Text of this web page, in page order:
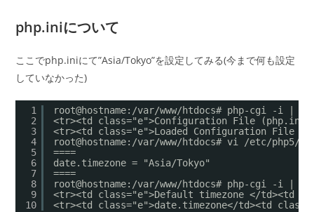
php.iniについて
ここでphp.iniにて”Asia/Tokyo”を設定してみる(今まで何も設定
していなかった)
1
2
3
4
5
6
7
8
9
10
root@hostname:/var/www/htdocs# php-cgi -i |
<tr><td class="e">Configuration File
<tr><td class="e">Loaded Configuration File
root@hostname:/var/www/htdocs# vi /etc/php5/
====
date.timezone = "Asia/Tokyo"
====
root@hostname:/var/www/htdocs# php-cgi -i |
<tr><td class="e">Default timezone </td><td
<tr><td class="e">date.timezone</td><td